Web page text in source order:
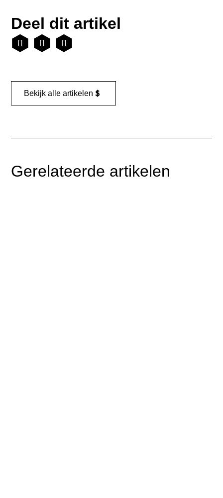
Deel dit artikel
Bekijk alle artikelen
Gerelateerde artikelen